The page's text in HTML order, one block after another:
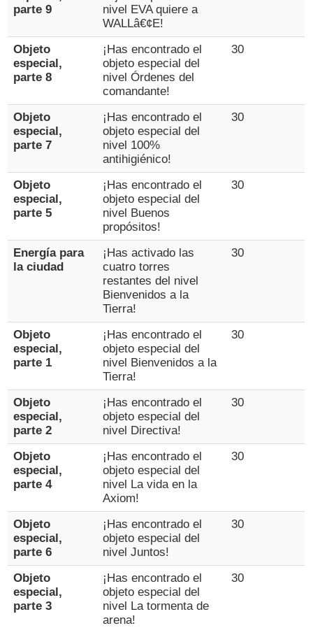
parte 9
nivel EVA quiere a
WALLâ€¢E!
Objeto
especial,
parte 8
¡Has encontrado el
objeto especial del
nivel Órdenes del
comandante!
30
Objeto
especial,
parte 7
¡Has encontrado el
objeto especial del
nivel 100%
antihigiénico!
30
Objeto
especial,
parte 5
¡Has encontrado el
objeto especial del
nivel Buenos
propósitos!
30
Energía para
la ciudad
¡Has activado las
cuatro torres
restantes del nivel
Bienvenidos a la
Tierra!
30
Objeto
especial,
parte 1
¡Has encontrado el
objeto especial del
nivel Bienvenidos a la
Tierra!
30
Objeto
especial,
parte 2
¡Has encontrado el
objeto especial del
nivel Directiva!
30
Objeto
especial,
parte 4
¡Has encontrado el
objeto especial del
nivel La vida en la
Axiom!
30
Objeto
especial,
parte 6
¡Has encontrado el
objeto especial del
nivel Juntos!
30
Objeto
especial,
parte 3
¡Has encontrado el
objeto especial del
nivel La tormenta de
arena!
30